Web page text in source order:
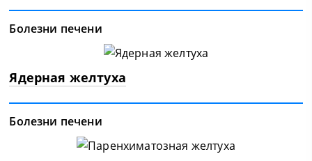
Болезни печени
Ядерная желтуха
Болезни печени